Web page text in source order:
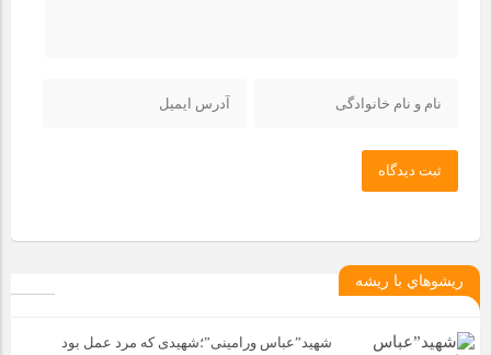
ثبت دیدگاه
ريشوهاي با ريشه
شهید”عباس ورامینی”؛شهیدی که مرد عمل بود